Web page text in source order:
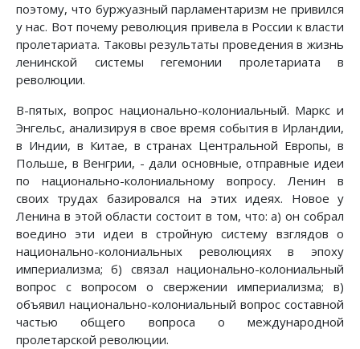
поэтому, что буржуазный парламентаризм не привился
у нас. Вот почему революция привела в России к власти
пролетариата. Таковы результаты проведения в жизнь
ленинской системы гегемонии пролетариата в
революции.
В-пятых, вопрос национально-колониальный. Маркс и
Энгельс, анализируя в свое время события в Ирландии,
в Индии, в Китае, в странах Центральной Европы, в
Польше, в Венгрии, - дали основные, отправные идеи
по национально-колониальному вопросу. Ленин в
своих трудах базировался на этих идеях. Новое у
Ленина в этой области состоит в том, что: а) он собрал
воедино эти идеи в стройную систему взглядов о
национально-колониальных революциях в эпоху
империализма; б) связал национально-колониальный
вопрос с вопросом о свержении империализма; в)
объявил национально-колониальный вопрос составной
частью общего вопроса о международной
пролетарской революции.